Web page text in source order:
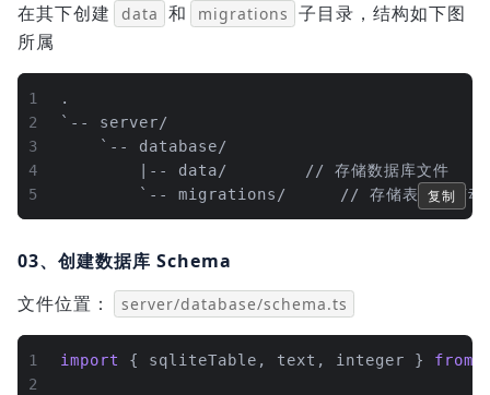
在其下创建
data 和 migrations 子目录，结构如下图
所属
1
2
3
4
5
.
`-- server/
    `-- database/
        |-- data/			// 存储数据库文件
`-- migrations/		// 存
复制
03、创建数据库 Schema
文件位置：
server/database/schema.ts
1
2
import { sqliteTable, text, integer } from